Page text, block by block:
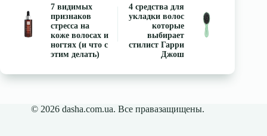
7 видимых
признаков
стресса на
коже волосах и
ногтях (и что с
этим делать)
4 средства для
укладки волос
которые
выбирает
стилист Гарри
Джош
© 2026 dasha.com.ua. Все правазащищены.